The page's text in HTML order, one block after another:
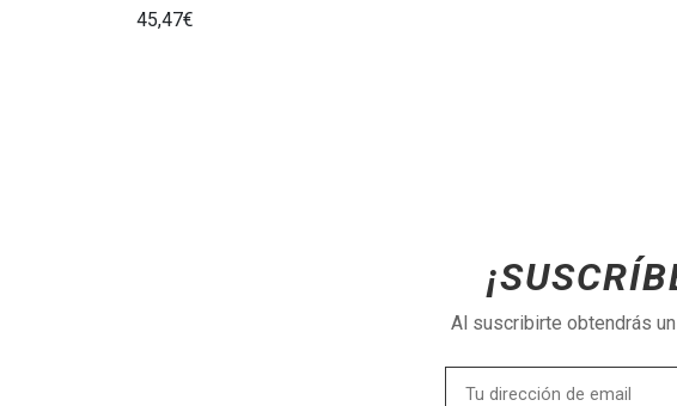
45,47€
Al suscribirte obtendrás